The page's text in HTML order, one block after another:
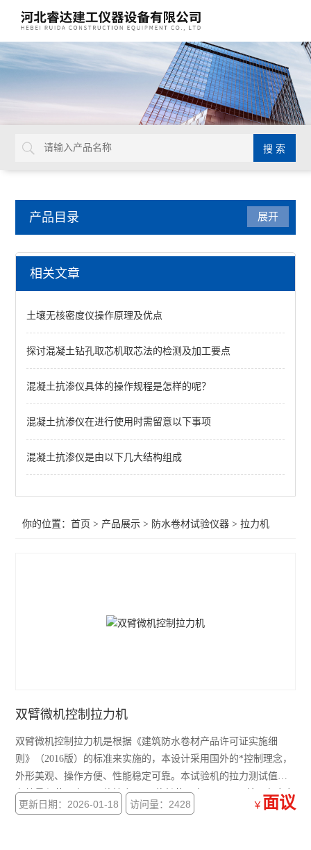
产品目录
防水卷材试验仪器
拉力机
紫外线耐气候老化试验箱
防水卷材试验仪器
防水卷材不透水仪
查看全部 >>
展开
相关文章
土壤无核密度仪操作原理及优点
探讨混凝土钻孔取芯机取芯法的检测及加工要点
混凝土抗渗仪具体的操作规程是怎样的呢？
混凝土抗渗仪在进行使用时需留意以下事项
混凝土抗渗仪是由以下几大结构组成
你的位置：首页 > 产品展示 > 防水卷材试验仪器 >拉力机
双臂微机控制拉力机
双臂微机控制拉力机是根据《建筑防水卷材产品许可证实施细
则》（2016版）的标准来实施的，本设计采用国外的*控制理念，
外形美观、操作方便、性能稳定可靠。本试验机的拉力测试值在
有效量程范围内，示值精度1%，伸长范围大于500mm,并具有应力
应变图形显示。本机无污染、噪音低，效率高，具有较宽的调速
更新日期：2026-01-18 访问量：2428 ￥ 面议